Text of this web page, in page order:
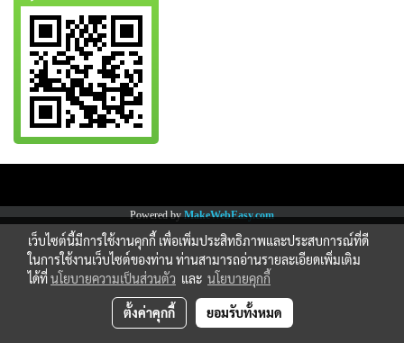
Powered byMakeWebEasy.com
เว็บไซต์นี้มีการใช้งานคุกกี้ เพื่อเพิ่มประสิทธิภาพและประสบการณ์ที่ดี
ในการใช้งานเว็บไซต์ของท่าน ท่านสามารถอ่านรายละเอียดเพิ่มเติม
ได้ที่นโยบายความเป็นส่วนตัว และ นโยบายคุกกี้
ตั้งค่าคุกกี้ ยอมรับทั้งหมด